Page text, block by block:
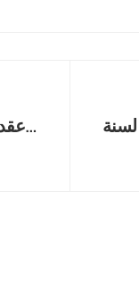
قانون التأمينات الاجتماعية الجديد رقم 148 لسنة